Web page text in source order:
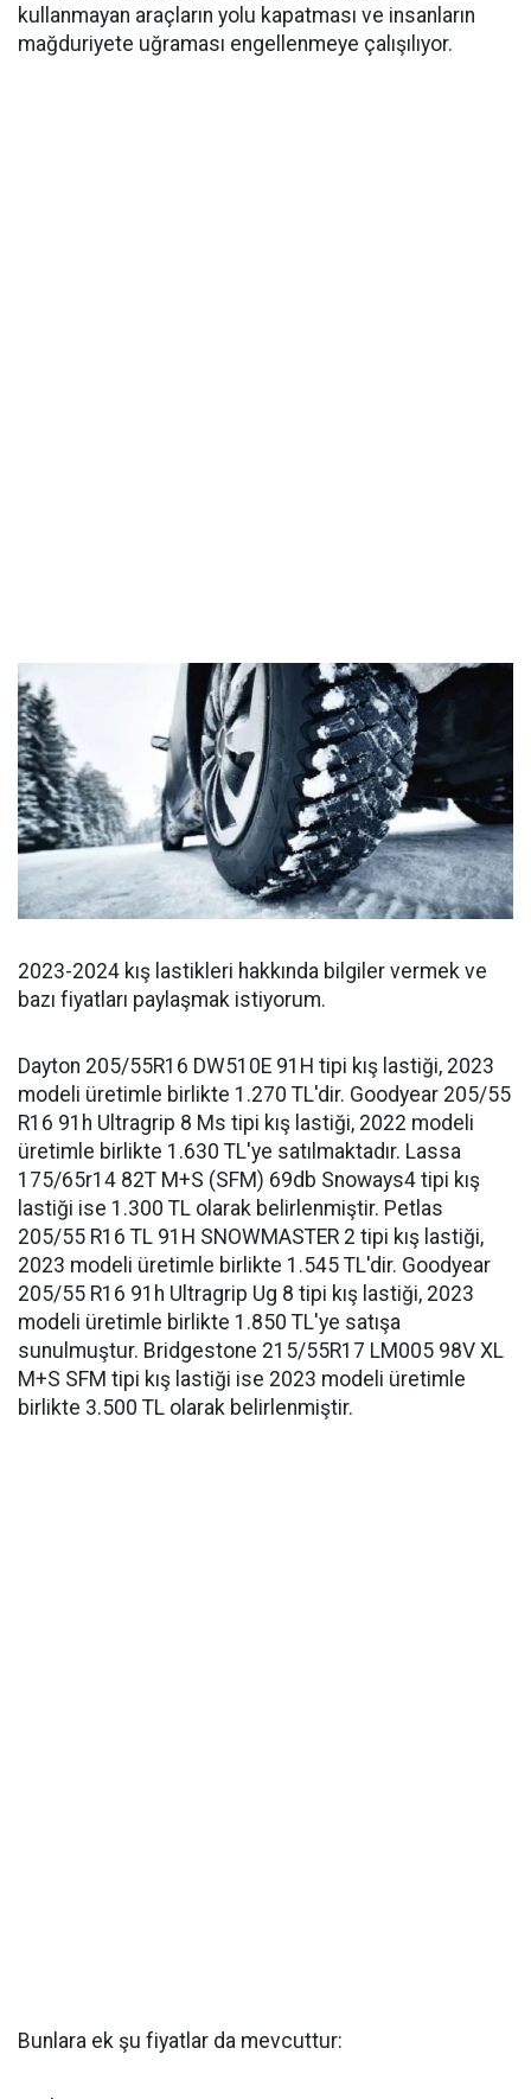
kullanmayan araçların yolu kapatması ve insanların
mağduriyete uğraması engellenmeye çalışılıyor.
2023-2024 kış lastikleri hakkında bilgiler vermek ve
bazı fiyatları paylaşmak istiyorum.
Dayton 205/55R16 DW510E 91H tipi kış lastiği, 2023
modeli üretimle birlikte 1.270 TL'dir. Goodyear 205/55
R16 91h Ultragrip 8 Ms tipi kış lastiği, 2022 modeli
üretimle birlikte 1.630 TL'ye satılmaktadır. Lassa
175/65r14 82T M+S (SFM) 69db Snoways4 tipi kış
lastiği ise 1.300 TL olarak belirlenmiştir. Petlas
205/55 R16 TL 91H SNOWMASTER 2 tipi kış lastiği,
2023 modeli üretimle birlikte 1.545 TL'dir. Goodyear
205/55 R16 91h Ultragrip Ug 8 tipi kış lastiği, 2023
modeli üretimle birlikte 1.850 TL'ye satışa
sunulmuştur. Bridgestone 215/55R17 LM005 98V XL
M+S SFM tipi kış lastiği ise 2023 modeli üretimle
birlikte 3.500 TL olarak belirlenmiştir.
Bunlara ek şu fiyatlar da mevcuttur: